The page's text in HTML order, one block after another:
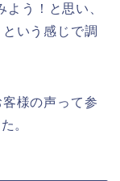
う！と思い、
いう感じで調
様の声って参
。